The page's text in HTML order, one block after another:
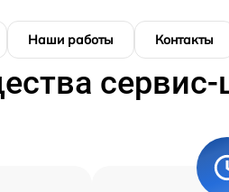
Наши работы Контакты
сервис-